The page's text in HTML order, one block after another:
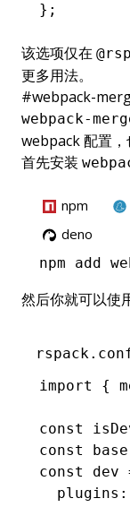
};
该选项仅在
更多用法。
#webpack-
webpack-
webpack 配置，
首先安装
npm
deno
npm add
然后你就可以使
import
{
const
const
base
const
dev
  plugins
: